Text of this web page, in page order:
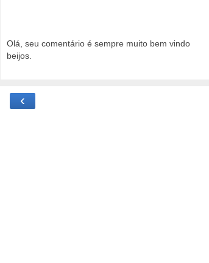
Olá, seu comentário é sempre muito bem vindo
beijos.
‹